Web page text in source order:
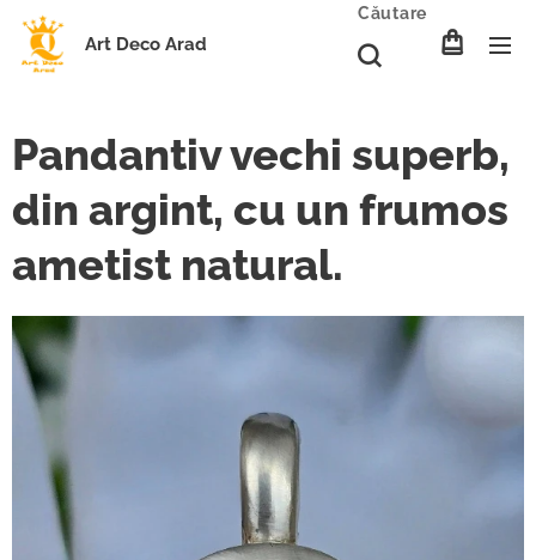
Art Deco Arad
Căutare
Pandantiv vechi superb,
din argint, cu un frumos
ametist natural.